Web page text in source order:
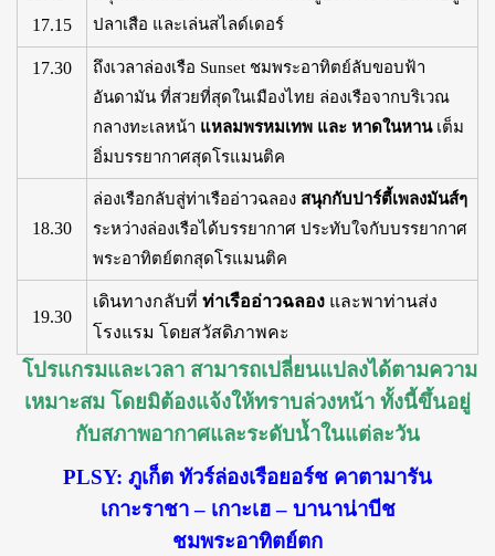
17.15
ปลาเสือ และเล่นสไลด์เดอร์
17.30
ถึงเวลาล่องเรือ Sunset ชมพระอาทิตย์ลับขอบฟ้า
อันดามัน ที่สวยที่สุดในเมืองไทย ล่องเรือจากบริเวณ
กลางทะเลหน้า แหลมพรหมเทพ และ หาดในหานเต็ม
อิ่มบรรยากาศสุดโรแมนติค
18.30
ล่องเรือกลับสู่ท่าเรืออ่าวฉลอง สนุกกับปาร์ตี้เพลงมันส์ๆ
ระหว่างล่องเรือได้บรรยากาศ ประทับใจกับบรรยากาศ
พระอาทิตย์ตกสุดโรแมนติค
19.30
เดินทางกลับที่ ท่าเรืออ่าวฉลอง และพาท่านส่ง
โรงแรม โดยสวัสดิภาพคะ
โปรแกรมและเวลา สามารถเปลี่ยนแปลงได้ตามความ
เหมาะสม โดยมิต้องแจ้งให้ทราบล่วงหน้า ทั้งนี้ขึ้นอยู่
กับสภาพอากาศและระดับน้ำในแต่ละวัน
PLSY: ภูเก็ต ทัวร์ล่องเรือยอร์ช คาตามารัน
เกาะราชา – เกาะเฮ – บานาน่าบีช
ชมพระอาทิตย์ตก